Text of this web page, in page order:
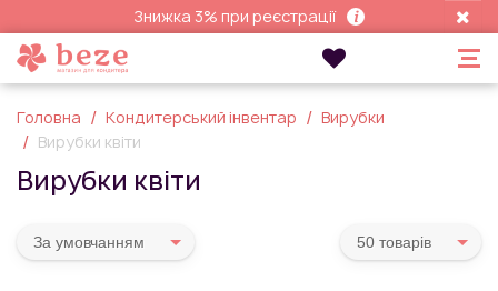
Знижка 3% при реєстрації
Головна Кондитерський інвентар
Вирубки
Вирубки квіти
Вирубки квіти
За умовчанням 50 товарiв